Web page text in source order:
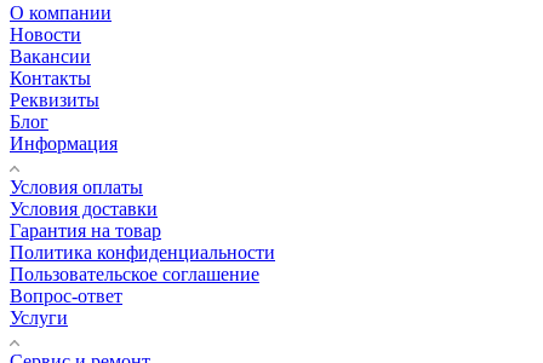
О компании
Новости
Вакансии
Контакты
Реквизиты
Блог
Информация
Условия оплаты
Условия доставки
Гарантия на товар
Политика конфиденциальности
Пользовательское соглашение
Вопрос-ответ
Услуги